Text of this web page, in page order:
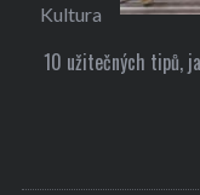
Kultura
10 užitečných tipů,